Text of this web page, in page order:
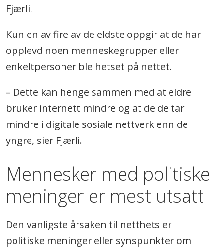
Fjærli.
Kun en av fire av de eldste oppgir at de har
opplevd noen menneskegrupper eller
enkeltpersoner ble hetset på nettet.
– Dette kan henge sammen med at eldre
bruker internett mindre og at de deltar
mindre i digitale sosiale nettverk enn de
yngre, sier Fjærli.
Mennesker med politiske
meninger er mest utsatt
Den vanligste årsaken til netthets er
politiske meninger eller synspunkter om